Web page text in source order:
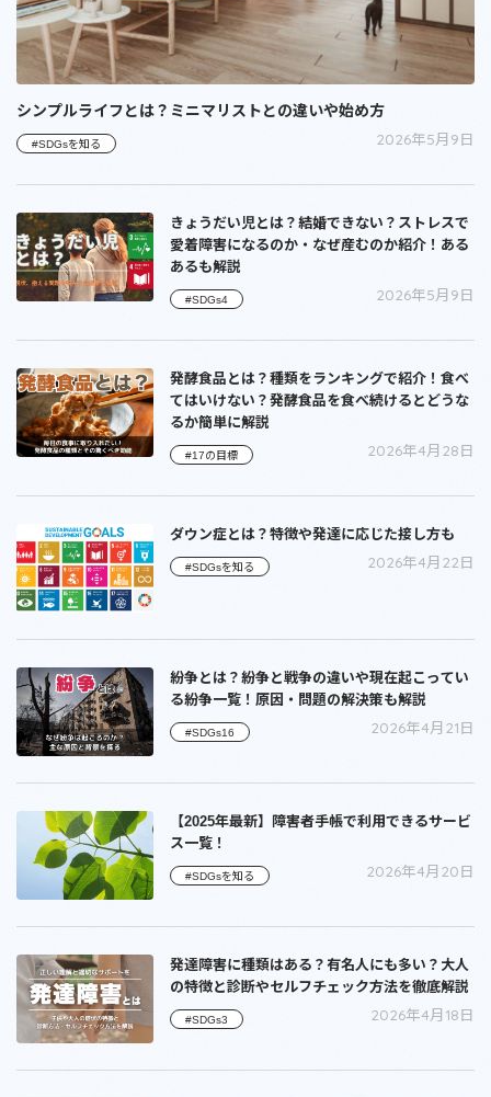
シンプルライフとは？ミニマリストとの違いや始め方
#SDGsを知る 2026年5月9日
きょうだい児とは？結婚できない？ストレスで
愛着障害になるのか・なぜ産むのか紹介！ある
あるも解説
#SDGs4 2026年5月9日
発酵食品とは？種類をランキングで紹介！食べ
てはいけない？発酵食品を食べ続けるとどうな
るか簡単に解説
#17の目標 2026年4月28日
ダウン症とは？特徴や発達に応じた接し方も
#SDGsを知る 2026年4月22日
紛争とは？紛争と戦争の違いや現在起こってい
る紛争一覧！原因・問題の解決策も解説
#SDGs16 2026年4月21日
【2025年最新】障害者手帳で利用できるサービ
ス一覧！
#SDGsを知る 2026年4月20日
発達障害に種類はある？有名人にも多い？大人
の特徴と診断やセルフチェック方法を徹底解説
#SDGs3 2026年4月18日